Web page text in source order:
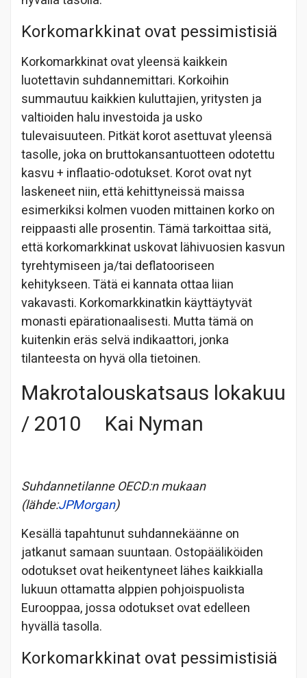
Korkomarkkinat ovat pessimistisiä
Korkomarkkinat ovat yleensä kaikkein
luotettavin suhdannemittari. Korkoihin
summautuu kaikkien kuluttajien, yritysten ja
valtioiden halu investoida ja usko
tulevaisuuteen. Pitkät korot asettuvat yleensä
tasolle, joka on bruttokansantuotteen odotettu
kasvu + inflaatio-odotukset. Korot ovat nyt
laskeneet niin, että kehittyneissä maissa
esimerkiksi kolmen vuoden mittainen korko on
reippaasti alle prosentin. Tämä tarkoittaa sitä,
että korkomarkkinat uskovat lähivuosien kasvun
tyrehtymiseen ja/tai deflatooriseen
kehitykseen. Tätä ei kannata ottaa liian
vakavasti. Korkomarkkinatkin käyttäytyvät
monasti epärationaalisesti. Mutta tämä on
kuitenkin eräs selvä indikaattori, jonka
tilanteesta on hyvä olla tietoinen.
Makrotalouskatsaus lokakuu
/ 2010 Kai Nyman
Suhdannetilanne OECD:n mukaan
(lähde:JPMorgan)
Kesällä tapahtunut suhdannekäänne on
jatkanut samaan suuntaan. Ostopääliköiden
odotukset ovat heikentyneet lähes kaikkialla
lukuun ottamatta alppien pohjoispuolista
Eurooppaa, jossa odotukset ovat edelleen
hyvällä tasolla.
Korkomarkkinat ovat pessimistisiä